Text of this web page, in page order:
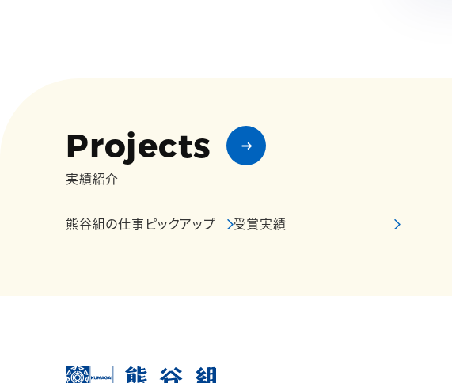
Projects
実績紹介
熊谷組の仕事ピックアップ 受賞実績